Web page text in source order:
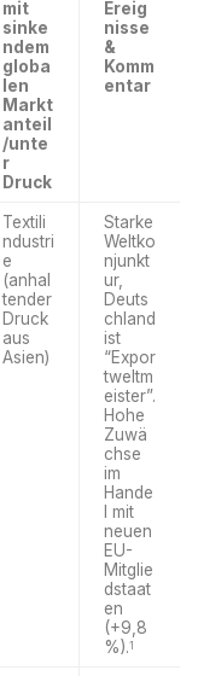
mit
sinke
ndem
globa
len
Markt
anteil
/unte
r
Druck
Ereig
nisse
&
Komm
entar
Textili
ndustri
e
(anhal
tender
Druck
aus
Asien)
Starke
Weltko
njunkt
ur,
Deuts
chland
ist
“Expor
tweltm
eister”.
Hohe
Zuwä
chse
im
Hande
l mit
neuen
EU-
Mitglie
dstaat
en
(+9,8
%).1